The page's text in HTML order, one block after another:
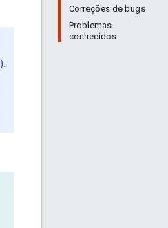
Correções de bugs
Problemas
conhecidos
).